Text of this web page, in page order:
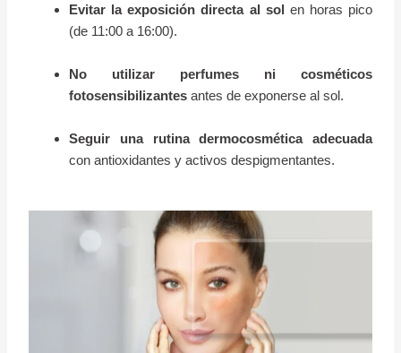
Evitar la exposición directa al sol en horas pico
(de 11:00 a 16:00).
No utilizar perfumes ni cosméticos
fotosensibilizantes antes de exponerse al sol.
Seguir una rutina dermocosmética adecuada
con antioxidantes y activos despigmentantes.